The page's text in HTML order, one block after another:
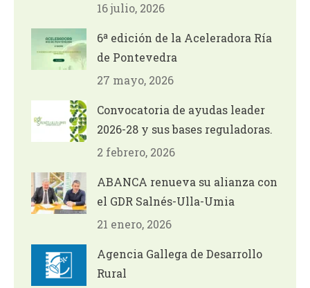
16 julio, 2026
6ª edición de la Aceleradora Ría
de Pontevedra
27 mayo, 2026
Convocatoria de ayudas leader
2026-28 y sus bases reguladoras.
2 febrero, 2026
ABANCA renueva su alianza con
el GDR Salnés-Ulla-Umia
21 enero, 2026
Agencia Gallega de Desarrollo
Rural